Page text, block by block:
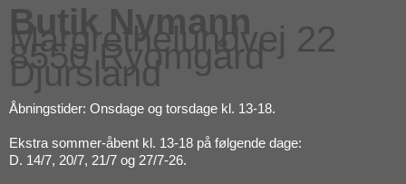
Butik Nymann
Margrethelundvej 22
8550 Ryomgård
Djursland
Åbningstider: Onsdage og torsdage kl. 13-18.
Ekstra sommer-åbent kl. 13-18 på følgende dage:
D. 14/7, 20/7, 21/7 og 27/7-26.